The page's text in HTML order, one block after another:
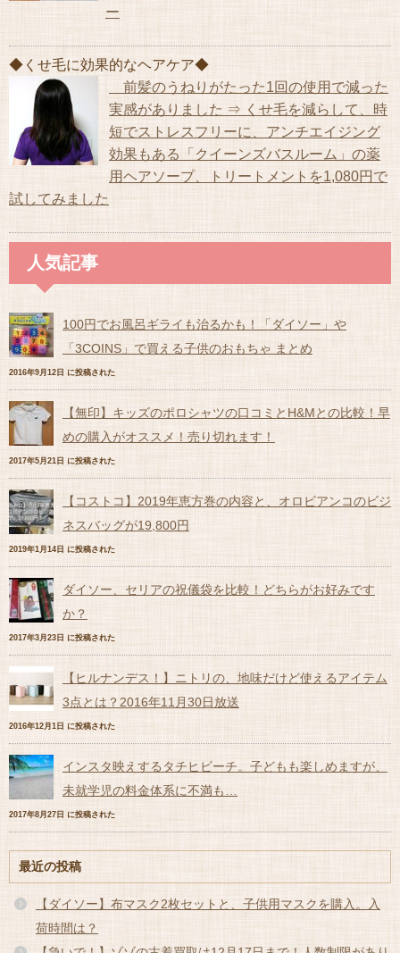
ー
◆くせ毛に効果的なヘアケア◆
前髪のうねりがたった1回の使用で減った
実感がありました ⇒ くせ毛を減らして、時
短でストレスフリーに、アンチエイジング
効果もある「クイーンズバスルーム」の薬
用ヘアソープ、トリートメントを1,080円で
試してみました
人気記事
100円でお風呂ギライも治るかも！「ダイソー」や
「3COINS」で買える子供のおもちゃ まとめ
2016年9月12日 に投稿された
【無印】キッズのポロシャツの口コミとH&Mとの比較！早
めの購入がオススメ！売り切れます！
2017年5月21日 に投稿された
【コストコ】2019年恵方巻の内容と、オロビアンコのビジ
ネスバッグが19,800円
2019年1月14日 に投稿された
ダイソー、セリアの祝儀袋を比較！どちらがお好みです
か？
2017年3月23日 に投稿された
【ヒルナンデス！】ニトリの、地味だけど使えるアイテム
3点とは？2016年11月30日放送
2016年12月1日 に投稿された
インスタ映えするタチヒビーチ。子どもも楽しめますが、
未就学児の料金体系に不満も…
2017年8月27日 に投稿された
最近の投稿
【ダイソー】布マスク2枚セットと、子供用マスクを購入。入
荷時間は？